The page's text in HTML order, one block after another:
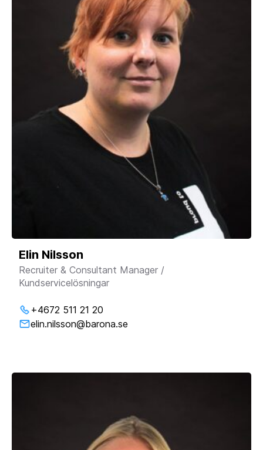
Elin Nilsson
Recruiter & Consultant Manager /
Kundservicelösningar
+4672 511 21 20
elin.nilsson@barona.se